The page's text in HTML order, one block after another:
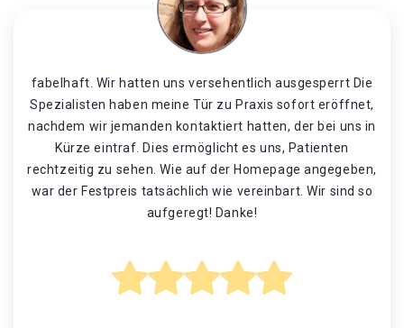
fabelhaft. Wir hatten uns versehentlich ausgesperrt Die
Spezialisten haben meine Tür zu Praxis sofort eröffnet,
nachdem wir jemanden kontaktiert hatten, der bei uns in
Kürze eintraf. Dies ermöglicht es uns, Patienten
rechtzeitig zu sehen. Wie auf der Homepage angegeben,
war der Festpreis tatsächlich wie vereinbart. Wir sind so
aufgeregt! Danke!